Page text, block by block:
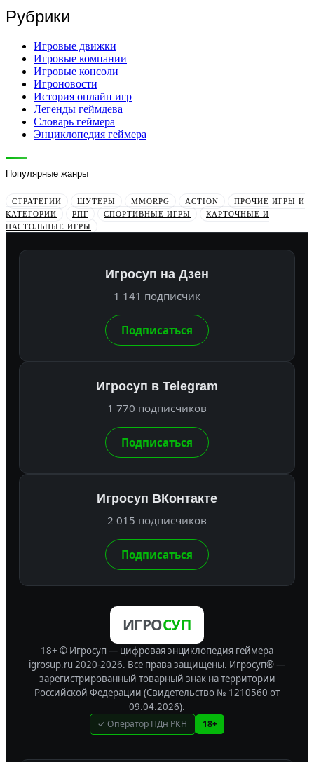
Рубрики
Игровые движки
Игровые компании
Игровые консоли
Игроновости
История онлайн игр
Легенды геймдева
Словарь геймера
Энциклопедия геймера
Популярные жанры
СТРАТЕГИИ ШУТЕРЫ MMORPG ACTION
ПРОЧИЕ ИГРЫ И
КАТЕГОРИИ
РПГ СПОРТИВНЫЕ ИГРЫ
КАРТОЧНЫЕ И
НАСТОЛЬНЫЕ ИГРЫ
Игросуп на Дзен
1 141 подписчик
Подписаться
Игросуп в Telegram
1 770 подписчиков
Подписаться
Игросуп ВКонтакте
2 015 подписчиков
Подписаться
ИГРОСУП
18+ © Игросуп — цифровая энциклопедия геймера
igrosup.ru 2020-2026. Все права защищены. Игросуп® —
зарегистрированный товарный знак на территории
Российской Федерации (Свидетельство № 1210560 от
09.04.2026).
✓ Оператор ПДн РКН 18+